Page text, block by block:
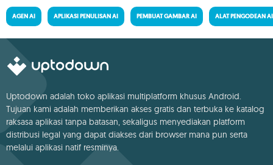
AGEN AI APLIKASI PENULISAN AI PEMBUAT GAMBAR AI ALAT PENGODEAN AI
Uptodown adalah toko aplikasi multiplatform khusus Android.
Tujuan kami adalah memberikan akses gratis dan terbuka ke katalog
raksasa aplikasi tanpa batasan, sekaligus menyediakan platform
distribusi legal yang dapat diakses dari browser mana pun serta
melalui aplikasi natif resminya.